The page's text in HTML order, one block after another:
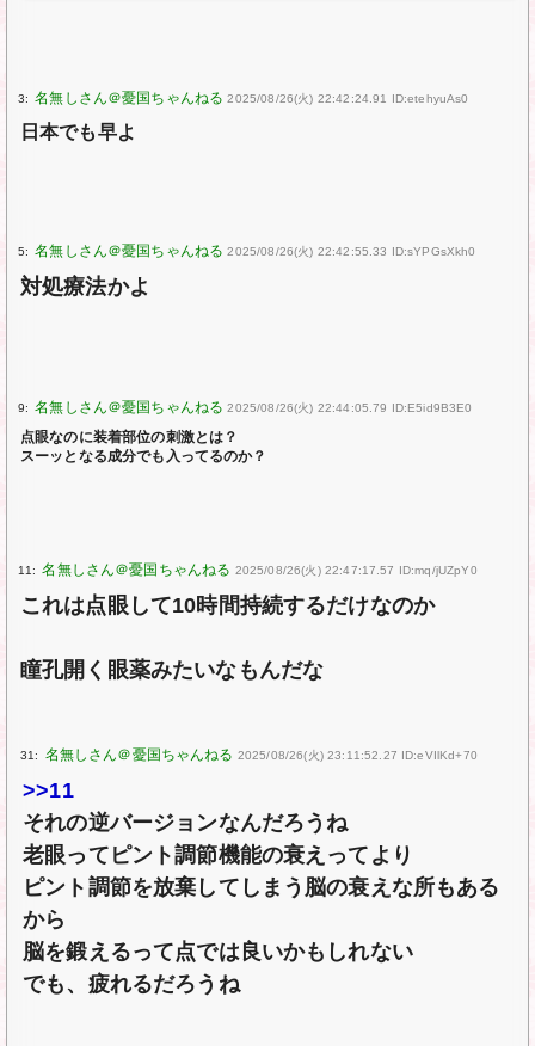
3: 2025/08/26(火) 22:42:24.91 ID:etehyuAs0
日本でも早よ
5: 2025/08/26(火) 22:42:55.33 ID:sYPGsXkh0
対処療法かよ
9: 2025/08/26(火) 22:44:05.79 ID:E5id9B3E0
点眼なのに装着部位の刺激とは？
スーッとなる成分でも入ってるのか？
11: 2025/08/26(火) 22:47:17.57 ID:mq/jUZpY0
これは点眼して10時間持続するだけなのか
瞳孔開く眼薬みたいなもんだな
31: 2025/08/26(火) 23:11:52.27 ID:eVIlKd+70
>>11
それの逆バージョンなんだろうね
老眼ってピント調節機能の衰えってより
ピント調節を放棄してしまう脳の衰えな所もある
から
脳を鍛えるって点では良いかもしれない
でも、疲れるだろうね